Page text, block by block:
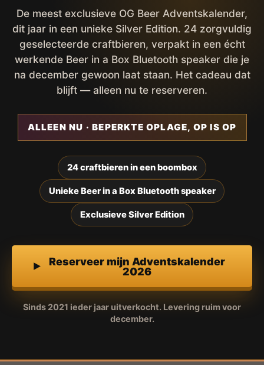
De meest exclusieve OG Beer Adventskalender,
dit jaar in een unieke Silver Edition. 24 zorgvuldig
geselecteerde craftbieren, verpakt in een écht
werkende Beer in a Box Bluetooth speaker die je
na december gewoon laat staan. Het cadeau dat
blijft — alleen nu te reserveren.
ALLEEN NU · BEPERKTE OPLAGE, OP IS OP
24 craftbieren in een boombox
Unieke Beer in a Box Bluetooth speaker
Exclusieve Silver Edition
Reserveer mijn Adventskalender
2026
Sinds 2021 ieder jaar uitverkocht. Levering ruim voor
december.